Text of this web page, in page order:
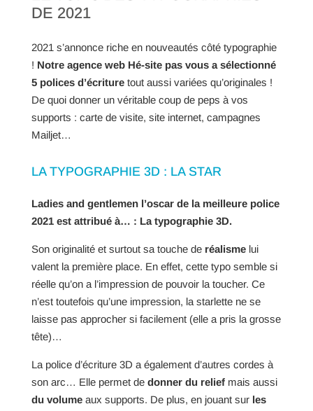
DE 2021
2021 s’annonce riche en nouveautés côté typographie
! Notre agence web Hé-site pas vous a sélectionné
5 polices d’écriture tout aussi variées qu’originales !
De quoi donner un véritable coup de peps à vos
supports : carte de visite, site internet, campagnes
Mailjet…
LA TYPOGRAPHIE 3D : LA STAR
Ladies and gentlemen l’oscar de la meilleure police
2021 est attribué à… : La typographie 3D.
Son originalité et surtout sa touche de réalisme lui
valent la première place. En effet, cette typo semble si
réelle qu’on a l’impression de pouvoir la toucher. Ce
n’est toutefois qu’une impression, la starlette ne se
laisse pas approcher si facilement (elle a pris la grosse
tête)…
La police d’écriture 3D a également d’autres cordes à
son arc… Elle permet de donner du relief mais aussi
du volume aux supports. De plus, en jouant sur les